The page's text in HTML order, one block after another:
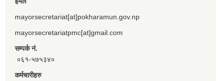
mayorsecretariat[at]pokharamun.gov.np
mayorsecretariatpmc[at]gmail.com
सम्पर्क नं.
०६१-५७५३४०
कर्मचारीहरु